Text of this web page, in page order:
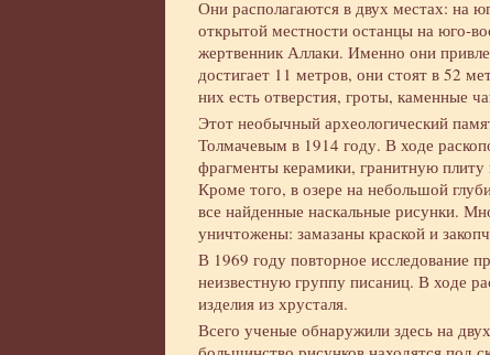
Они располагаются в двух местах: на
открытой местности останцы на юго-
жертвенник Аллаки. Именно они
достигает 11 метров, они стоят в 52
них есть отверстия, гроты, каменные
Этот необычный археологический
Толмачевым в 1914 году. В ходе
фрагменты керамики, гранитную
Кроме того, в озере на небольшой
все найденные наскальные рисунки.
уничтожены: замазаны краской и
В 1969 году повторное исследование
неизвестную группу писаниц. В ходе
изделия из хрусталя.
Всего ученые обнаружили здесь на